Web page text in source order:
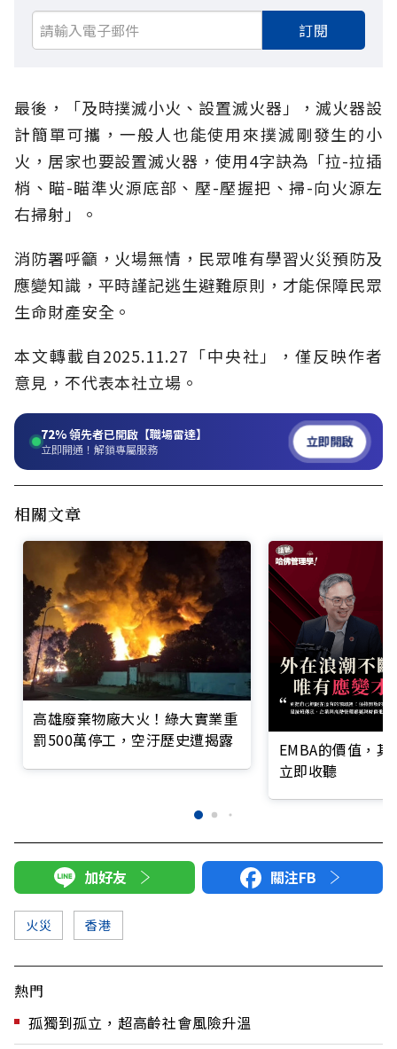
訂閱
最後，「及時撲滅小火、設置滅火器」，滅火器設
計簡單可攜，一般人也能使用來撲滅剛發生的小
火，居家也要設置滅火器，使用4字訣為「拉-拉插
梢、瞄-瞄準火源底部、壓-壓握把、掃-向火源左
右掃射」。
消防署呼籲，火場無情，民眾唯有學習火災預防及
應變知識，平時謹記逃生避難原則，才能保障民眾
生命財產安全。
本文轉載自2025.11.27「中央社」，僅反映作者
意見，不代表本社立場。
72%領先者已開啟【職場雷達】
立即開通！解鎖專屬服務 立即開啟
相關文章
高雄廢棄物廠大火！綠大實業重
罰500萬停工，空汙歷史遭揭露
EMBA的價值，
立即收聽
加好友 關注FB
火災 香港
熱門
孤獨到孤立，超高齡社會風險升溫